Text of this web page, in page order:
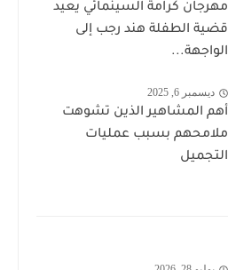
مهرجان كرامة السينمائي يعيد
قضية الطفلة هند رجب إلى
الواجهة...
ديسمبر 6, 2025
أهم المشاهير الذين تشوهت
ملامحهم بسبب عمليات
التجميل